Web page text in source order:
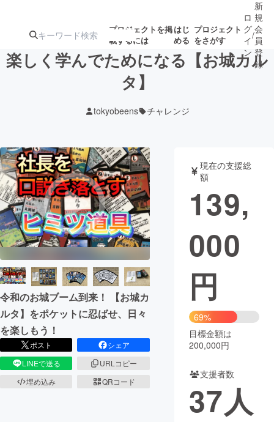
プロジェクトを掲
載するには
はじ
める
プロジェクト
をさがす
ジェクト
ロジェクト
アート・写真 音楽
テクノロジー・ガジェット ゲーム・サ
映像・映画
ビジネス・起業
まちづくり・地域活性化
CAMPFIRE for Social Good
CAMPFIRE Creation
CAMPFIREふるさと納税machi-ya コミュニティ
ロ
グ
イ
ン
/
新
規
会
員
登
録
楽しく学んでためになる【お城カル
タ】
tokyobeens チャレンジ
令和のお城ブーム到来！ 【お城カ
ルタ】をポケットに忍ばせ、日々
を楽しもう！
ポスト
シェア
LINEで送る
URLコピー
埋め込み
QRコード
現在の支援総
額
139,
000
円
69%
目標金額は
200,000円
支援者数
37人